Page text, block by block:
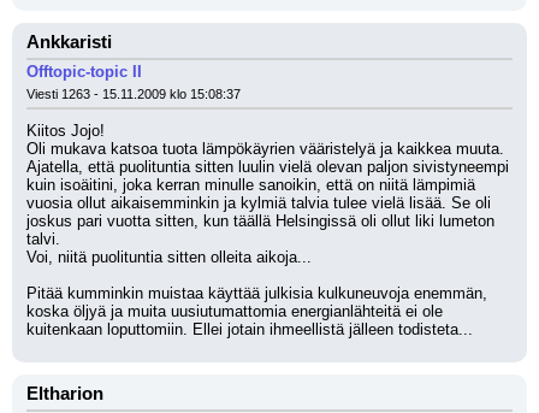
Ankkaristi
Offtopic-topic II
Viesti 1263 - 15.11.2009 klo 15:08:37
Kiitos Jojo!
Oli mukava katsoa tuota lämpökäyrien vääristelyä ja kaikkea muuta.
Ajatella, että puolituntia sitten luulin vielä olevan paljon sivistyneempi
kuin isoäitini, joka kerran minulle sanoikin, että on niitä lämpimiä
vuosia ollut aikaisemminkin ja kylmiä talvia tulee vielä lisää. Se oli
joskus pari vuotta sitten, kun täällä Helsingissä oli ollut liki lumeton
talvi.
Voi, niitä puolituntia sitten olleita aikoja...
Pitää kumminkin muistaa käyttää julkisia kulkuneuvoja enemmän,
koska öljyä ja muita uusiutumattomia energianlähteitä ei ole
kuitenkaan loputtomiin. Ellei jotain ihmeellistä jälleen todisteta...
Eltharion